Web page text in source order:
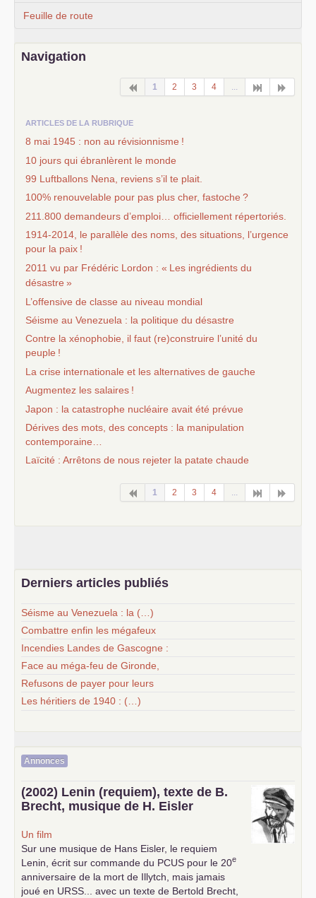
Feuille de route
Navigation
1 2 3 4
ARTICLES DE LA RUBRIQUE
8 mai 1945 : non au révisionnisme !
10 jours qui ébranlèrent le monde
99 Luftballons Nena, reviens s’il te plait.
100% renouvelable pour pas plus cher, fastoche ?
211.800 demandeurs d’emploi… officiellement répertoriés.
1914-2014, le parallèle des noms, des situations, l’urgence
pour la paix !
2011 vu par Frédéric Lordon : « Les ingrédients du
désastre »
L’offensive de classe au niveau mondial
Séisme au Venezuela : la politique du désastre
Contre la xénophobie, il faut (re)construire l’unité du
peuple !
La crise internationale et les alternatives de gauche
Augmentez les salaires !
Japon : la catastrophe nucléaire avait été prévue
Dérives des mots, des concepts : la manipulation
contemporaine…
Laïcité : Arrêtons de nous rejeter la patate chaude
1 2 3 4
Derniers articles publiés
Séisme au Venezuela : la (…)
Combattre enfin les mégafeux
Incendies Landes de Gascogne :
Face au méga-feu de Gironde,
Refusons de payer pour leurs
Les héritiers de 1940 : (…)
Annonces
(2002) Lenin (requiem), texte de B.
Brecht, musique de H. Eisler
Un film
Sur une musique de Hans Eisler, le requiem
Lenin, écrit sur commande du PCUS pour le 20e
anniversaire de la mort de Illytch, mais jamais
joué en URSS ... avec un texte de Bertold Brecht,